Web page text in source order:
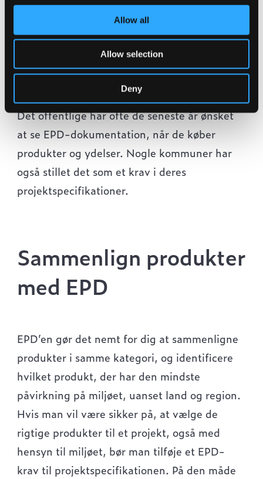
Allow all
Allow selection
Deny
Recirkulerbar andel
Vores EPD gælder for alle produkter
produceret i sejjern på Jernværket ved
Det offentlige har ofte de seneste år ønsket
at se EPD-dokumentation, når de køber
produkter og ydelser. Nogle kommuner har
også stillet det som et krav i deres
projektspecifikationer.
Sammenlign produkter
med EPD
EPD’en gør det nemt for dig at sammenligne
produkter i samme kategori, og identificere
hvilket produkt, der har den mindste
påvirkning på miljøet, uanset land og region.
Hvis man vil være sikker på, at vælge de
rigtige produkter til et projekt, også med
hensyn til miljøet, bør man tilføje et EPD-
krav til projektspecifikationen. På den måde